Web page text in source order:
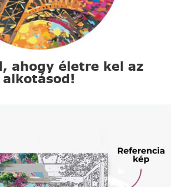
ahogy életre kel az
alkotásod!